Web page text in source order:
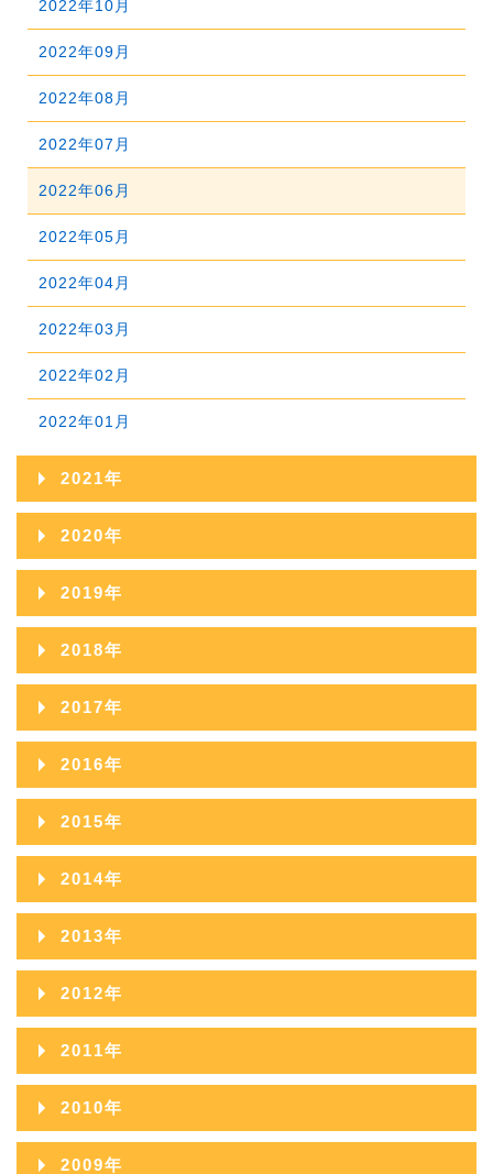
2026年01月
2025年06月
2025年05月
2025年04月
2025年03月
2025年02月
2025年01月
2024年07月
2024年06月
2024年05月
2024年04月
2024年03月
2024年02月
2024年01月
2022年10月
2022年09月
2022年08月
2022年07月
2022年06月
2022年05月
2022年04月
2022年03月
2022年02月
2022年01月
2021年
2021年12月
2021年11月
2021年10月
2021年09月
2021年08月
2021年07月
2021年06月
2021年05月
2021年03月
2021年02月
2021年01月
2020年
2020年12月
2020年11月
2020年10月
2020年09月
2020年08月
2020年07月
2020年06月
2020年05月
2020年03月
2020年02月
2020年01月
2019年
2019年12月
2019年11月
2019年10月
2019年09月
2019年08月
2019年07月
2019年06月
2019年05月
2019年03月
2019年02月
2019年01月
2018年
2018年12月
2018年11月
2018年10月
2018年09月
2018年08月
2018年07月
2018年06月
2018年05月
2018年03月
2018年02月
2017年
2017年12月
2017年11月
2017年10月
2017年09月
2017年08月
2017年07月
2017年06月
2017年05月
2017年03月
2016年
2016年12月
2016年11月
2016年10月
2016年09月
2016年08月
2016年07月
2016年06月
2016年05月
2015年
2015年12月
2015年11月
2015年10月
2015年09月
2015年08月
2015年07月
2015年06月
2014年
2014年12月
2014年11月
2014年10月
2014年09月
2014年08月
2014年07月
2013年
2013年12月
2013年11月
2013年10月
2013年09月
2013年08月
2012年
2012年12月
2012年11月
2012年10月
2011年
2011年12月
2011年11月
2010年
2010年12月
2009年